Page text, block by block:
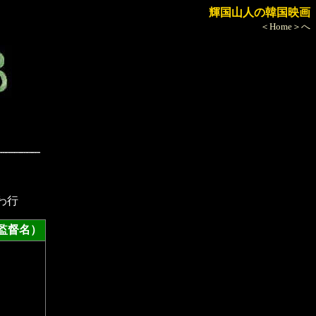
輝国山人の韓国映画
＜Home＞へ
行
）